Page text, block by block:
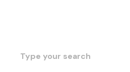
Search
for: